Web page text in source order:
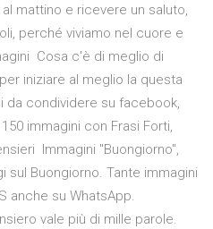
mattino e ricevere un saluto,
perché viviamo nel cuore e
Cosa c'è di meglio di
iniziare al meglio la questa
da condividere su facebook,
immagini con Frasi Forti,
Immagini "Buongiorno",
sul Buongiorno. Tante immagini
anche su WhatsApp.
vale più di mille parole.